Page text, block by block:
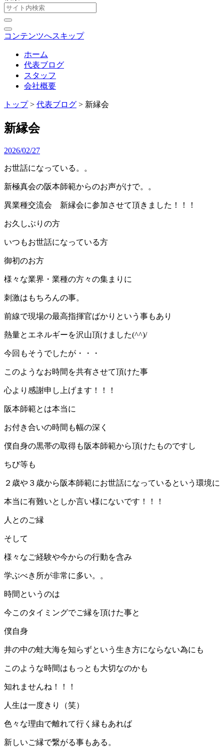
コンテンツへスキップ
ホーム
代表ブログ
スタッフ
会社概要
トップ> 代表ブログ > 新縁会
新縁会
2026/02/27
お世話になっている。。
新極真会の阪本師範からのお声がけで。。
異業種交流会 新縁会に参加させて頂きました！！！
お久しぶりの方
いつもお世話になっている方
御初のお方
様々な業界・業種の方々の集まりに
刺激はもちろんの事。
前線で現場の最高指揮官ばかりという事もあり
熱量とエネルギーを沢山頂けました(^^)/
今回もそうでしたが・・・
このようなお時間を共有させて頂けた事
心より感謝申し上げます！！！
阪本師範とは本当に
お付き合いの時間も幅の深く
僕自身の黒帯の取得も阪本師範から頂けたものですし
ちび等も
２歳や３歳から阪本師範にお世話になっているという環境に
本当に有難いとしか言い様にないです！！！
人とのご縁
そして
様々なご経験や今からの行動を含み
学ぶべき所が非常に多い。。
時間というのは
今このタイミングでご縁を頂けた事と
僕自身
井の中の蛙大海を知らずという生き方にならない為にも
このような時間はもっとも大切なのかも
知れませんね！！！
人生は一度きり（笑）
色々な理由で離れて行く縁もあれば
新しいご縁で繋がる事もある。